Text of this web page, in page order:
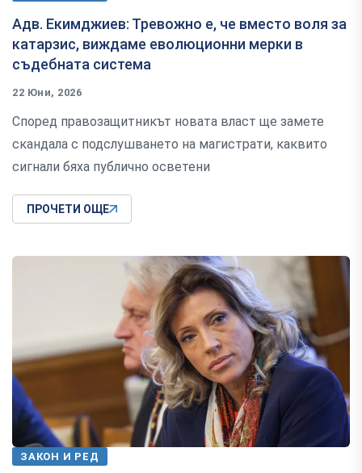
Адв. Екимджиев: Тревожно е, че вместо воля за
катарзис, виждаме еволюционни мерки в
съдебната система
22 Юни, 2026
Според правозащитникът новата власт ще замете
скандала с подслушването на магистрати, каквито
сигнали бяха публично осветени
ПРОЧЕТИ ОЩЕ
ЗАКОН И РЕД